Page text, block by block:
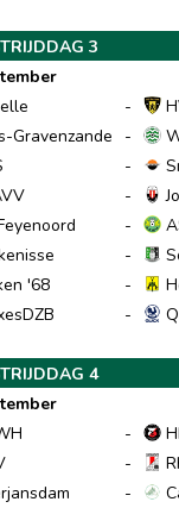
3
-
Gravenzande
-
-
-
-
-
'68
-
-
4
-
-
-